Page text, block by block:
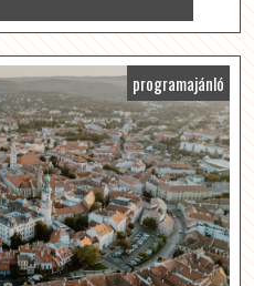
programajánló